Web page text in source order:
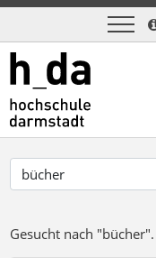
Gesucht nach "bücher".